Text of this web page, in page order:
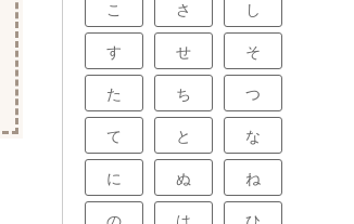
こ さ し
す せ そ
た ち つ
て と な
に ぬ ね